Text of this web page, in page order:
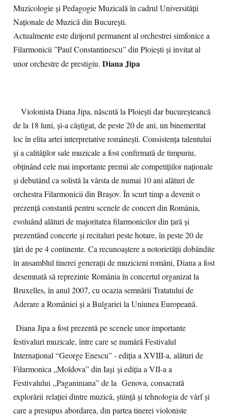
Muzicologie și Pedagogie Muzicală în cadrul Universității
Naționale de Muzică din București.
Actualmente este dirijorul permanent al orchestrei simfonice a
Filarmonicii ”Paul Constantinescu” din Ploiești și invitat al
unor orchestre de prestigiu. Diana Jipa
Violonista Diana Jipa, născută la Ploiești dar bucureșteancă
de la 18 luni, și-a câștigat, de peste 20 de ani, un binemeritat
loc în elita artei interpretative românești. Consistența talentului
și a calităților sale muzicale a fost confirmată de timpuriu,
obținând cele mai importante premii ale competițiilor naționale
și debutând ca solistă la vârsta de numai 10 ani alături de
orchestra Filarmonicii din Braşov. În scurt timp a devenit o
prezenţă constantă pentru scenele de concert din România,
evoluând alături de majoritatea filarmonicilor din țară și
prezentând concerte și recitaluri peste hotare, în peste 20 de
țări de pe 4 continente. Ca recunoaștere a notorietății dobândite
în ansamblul tinerei generații de muzicieni români, Diana a fost
desemnată să reprezinte România în concertul organizat la
Bruxelles, în anul 2007, cu ocazia semnării Tratatului de
Aderare a României şi a Bulgariei la Uniunea Europeană.
Diana Jipa a fost prezentă pe scenele unor importante
festivaluri muzicale, între care se numără Festivalul
Internațional “George Enescu” - ediția a XVIII-a, alături de
Filarmonica „Moldova” din Iași și ediția a VII-a a
Festivalului „Paganiniana” de la Genova, consacrată
explorării relației dintre muzică, știință și tehnologia de vârf și
care a presupus abordarea, din partea tinerei violoniste